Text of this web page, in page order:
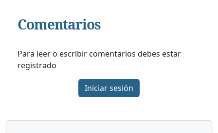
Comentarios
Para leer o escribir comentarios debes estar
registrado
Iniciar sesión